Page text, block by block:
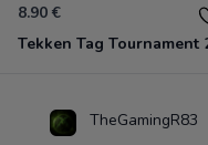
8.90 €
TheGamingR83